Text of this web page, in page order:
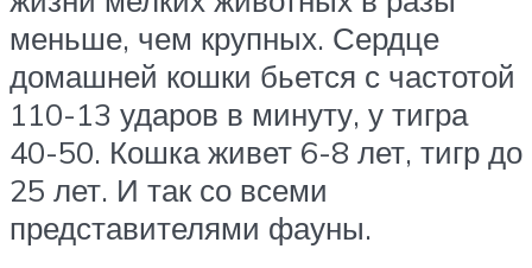
меньше, чем крупных. Сердце
домашней кошки бьется с частотой
110-13 ударов в минуту, у тигра
40-50. Кошка живет 6-8 лет, тигр до
25 лет. И так со всеми
представителями фауны.